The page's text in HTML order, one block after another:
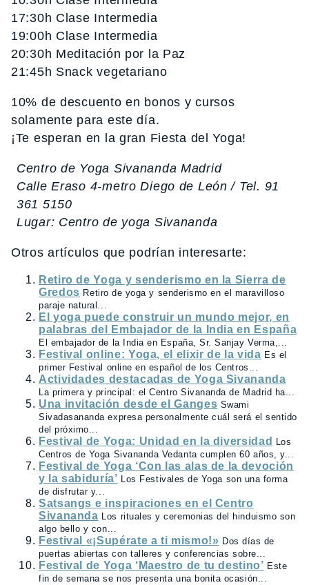
17:30h Clase Intermedia
19:00h Clase Intermedia
20:30h Meditación por la Paz
21:45h Snack vegetariano
10% de descuento en bonos y cursos
solamente para este día.
¡Te esperan en la gran Fiesta del Yoga!
Centro de Yoga Sivananda Madrid
Calle Eraso 4-metro Diego de León / Tel. 91
361 5150
Lugar: Centro de yoga Sivananda
Otros artículos que podrían interesarte:
Retiro de Yoga y senderismo en la Sierra de
Gredos Retiro de yoga y senderismo en el maravilloso
paraje natural...
El yoga puede construir un mundo mejor, en
palabras del Embajador de la India en España
El embajador de la India en España, Sr. Sanjay Verma,...
Festival online: Yoga, el elixir de la vida Es el
primer Festival online en español de los Centros...
Actividades destacadas de Yoga Sivananda
La primera y principal: el Centro Sivananda de Madrid ha...
Una invitación desde el Ganges Swami
Sivadasananda expresa personalmente cuál será el sentido
del próximo...
Festival de Yoga: Unidad en la diversidad
Los
Centros de Yoga Sivananda Vedanta cumplen 60 años, y...
Festival de Yoga ‘Con las alas de la devoción
y la sabiduría’ Los Festivales de Yoga son una forma
de disfrutar y...
Satsangs e inspiraciones en el Centro
Sivananda Los rituales y ceremonias del hinduismo son
algo bello y con...
Festival «¡Supérate a ti mismo!» Dos días de
puertas abiertas con talleres y conferencias sobre...
Festival de Yoga ‘Maestro de tu destino’ Este
fin de semana se nos presenta una bonita ocasión...